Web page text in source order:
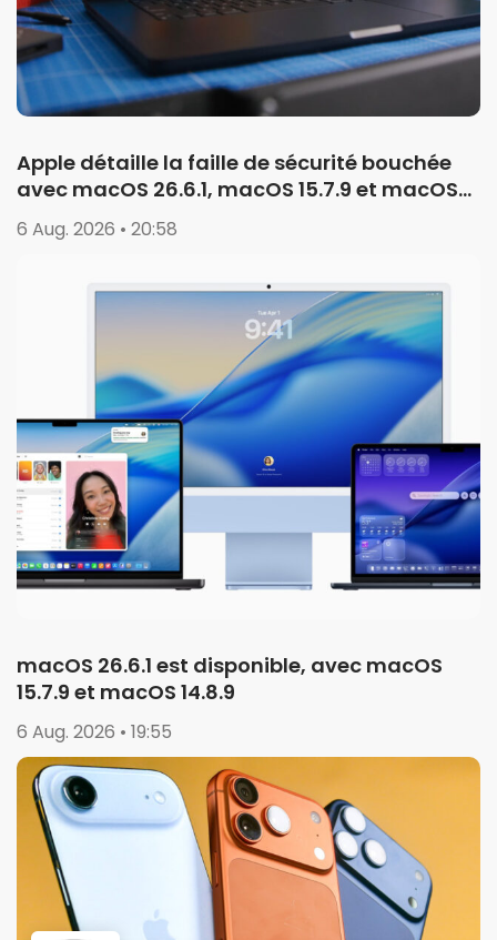
Apple détaille la faille de sécurité bouchée
avec macOS 26.6.1, macOS 15.7.9 et macOS
14.8.9
6 Aug. 2026 • 20:58
macOS 26.6.1 est disponible, avec macOS
15.7.9 et macOS 14.8.9
6 Aug. 2026 • 19:55